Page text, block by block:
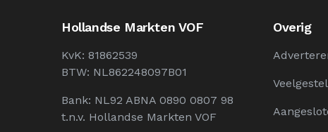
Hollandse Markten VOF
KvK: 81862539
BTW: NL862248097B01
Bank: NL92 ABNA 0890 0807 98
t.n.v. Hollandse Markten VOF
Overig